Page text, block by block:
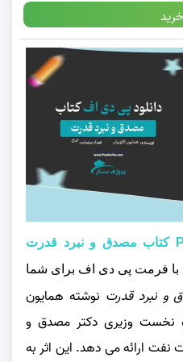
خرید
دانلود PDF کتاب مصدق و نبرد قدرت
با فرمت پی دی اف برای شما
و نبرد قدرت نوشته همایون
نخست‌ وزیری دکتر مصدق و
نفت ارائه می‌ دهد. این اثر به